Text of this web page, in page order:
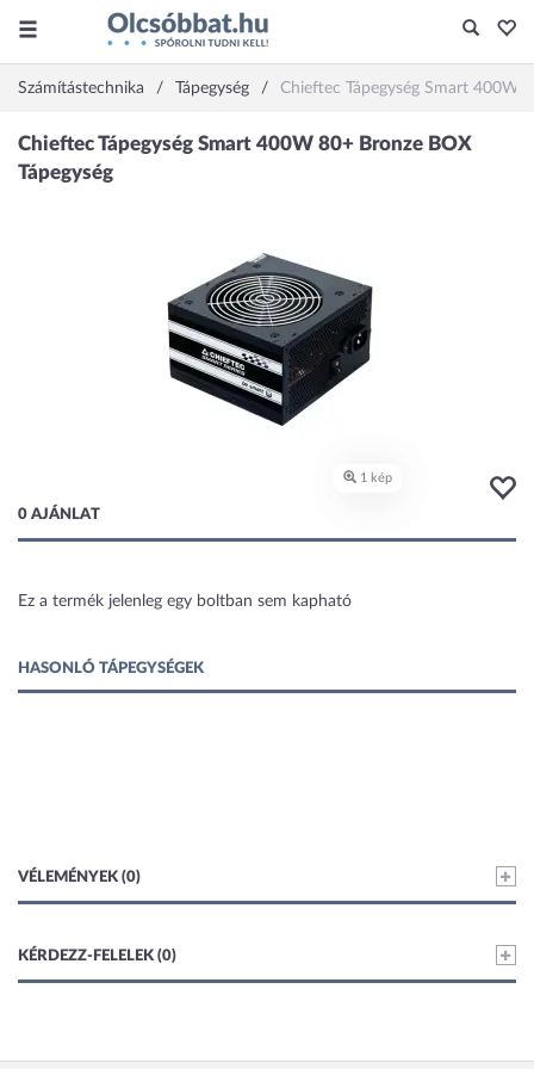
Számítástechnika Tápegység Chieftec Tápegység Smart 400W
0 AJÁNLAT
Ez a termék jelenleg egy boltban sem kapható
HASONLÓ TÁPEGYSÉGEK
VÉLEMÉNYEK (0)
KÉRDEZZ-FELELEK (0)